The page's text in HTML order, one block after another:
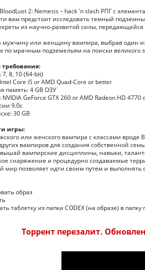
BloodLust 2: Nemesis – hack 'n slash РПГ с
вам предстоит исследовать темный
их научно-развитой силы,
мужчину или женщину вампира, выбрав один
по мрачным подземельям на поиски великого
8, 10 (64-bit)
Core i5 or AMD Quad-Core or better
память: 4 GB ОЗУ
GeForce GTX 260 or AMD Radeon HD 4770
9.0c
30 GB
игры:
или женского вампира с классами
вампиров для создания собственной
вампирские дисциплины, навыки,
снаряжение и процедурно создаваемые
мир позволяет идти своим путем и выполнять
образ
таблетку из папки CODEX (на образе) в папку
Торрент перезалит.